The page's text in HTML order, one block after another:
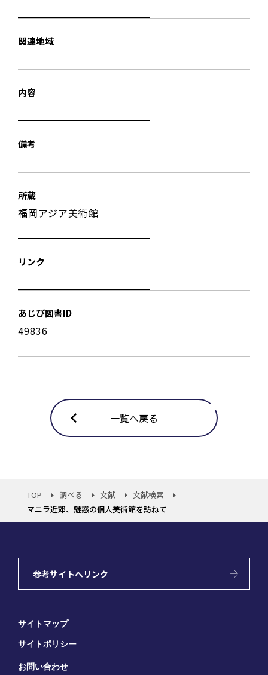
関連地域
内容
備考
所蔵
福岡アジア美術館
リンク
あじび図書ID
49836
一覧へ戻る
TOP 調べる 文献
文献検索
マニラ近郊、魅惑の個人美術館を訪ねて
参考サイトへリンク
サイトマップ
サイトポリシー
お問い合わせ